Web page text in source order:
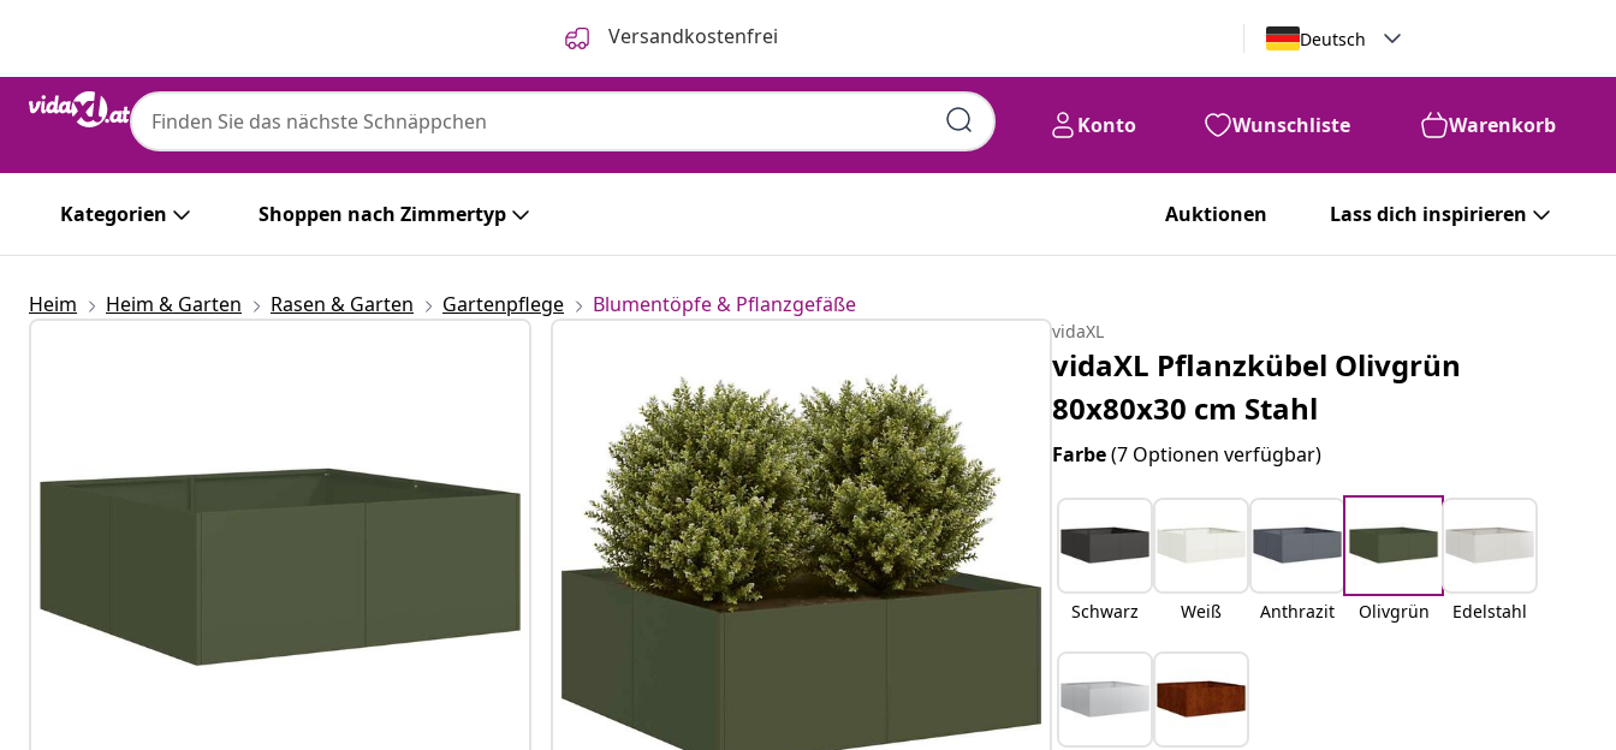
Versandkostenfrei Deutsch
Konto Wunschliste Warenkorb
Kategorien Shoppen nach Zimmertyp Auktionen Lass dich inspirieren
Heim Heim & Garten Rasen & Garten Gartenpflege Blumentöpfe & Pflanzgefäße
vidaXL
vidaXL Pflanzkübel Olivgrün
80x80x30 cm Stahl
Farbe(7 Optionen verfügbar)
Schwarz Weiß Anthrazit Olivgrün Edelstahl